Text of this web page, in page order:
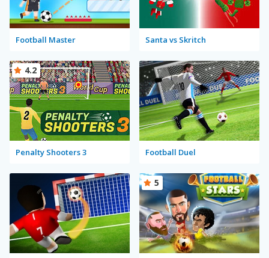
Football Master Santa vs Skritch
Penalty Shooters 3
4.2
Football Duel
5